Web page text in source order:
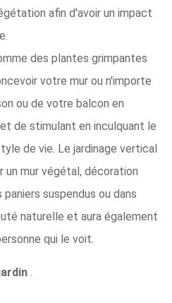
afin d'avoir un impact
des plantes grimpantes
votre mur ou n'importe
ou de votre balcon en
de stimulant en inculquant le
de vie. Le jardinage vertical
mur végétal, décoration
suspendus ou dans
naturelle et aura également
qui le voit.
.